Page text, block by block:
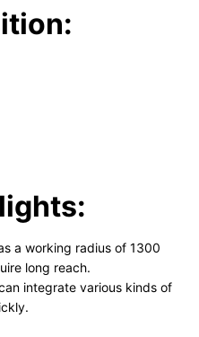
a working radius of 1300
long reach.
integrate various kinds of